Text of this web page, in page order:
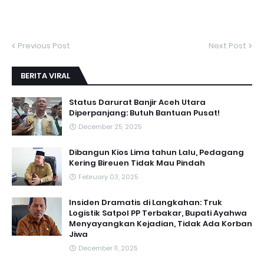
Previous Post Next Post
BERITA VIRAL
Status Darurat Banjir Aceh Utara
Diperpanjang: Butuh Bantuan Pusat!
December 25, 2025
Dibangun Kios Lima tahun Lalu, Pedagang
Kering Bireuen Tidak Mau Pindah
February 03, 2025
Insiden Dramatis di Langkahan: Truk
Logistik Satpol PP Terbakar, Bupati Ayahwa
Menyayangkan Kejadian, Tidak Ada Korban
Jiwa
December 11, 2025